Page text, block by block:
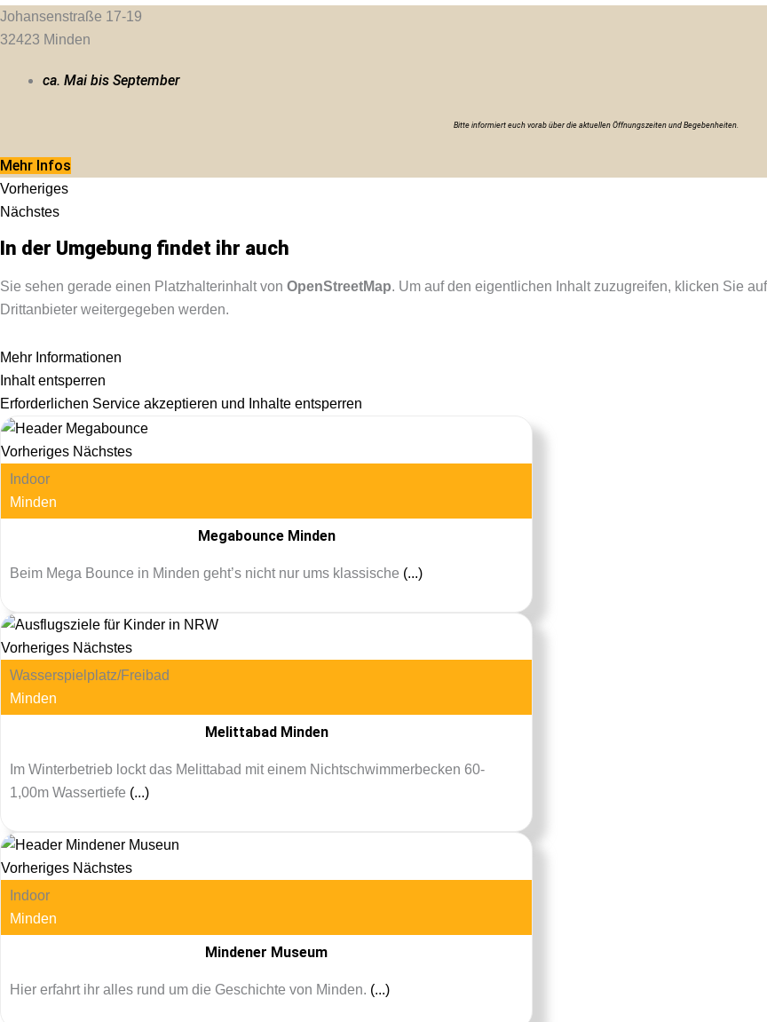
Johansenstraße 17-19
32423 Minden
ca. Mai bis September
Bitte informiert euch vorab über die aktuellen Öffnungszeiten und Begebenheiten.
Mehr Infos
Vorheriges
Nächstes
In der Umgebung findet ihr auch
Sie sehen gerade einen Platzhalterinhalt von OpenStreetMap. Um auf den eigentlichen Inhalt zuzugreifen, klicken Sie
Drittanbieter weitergegeben werden.
Mehr Informationen
Inhalt entsperren
Erforderlichen Service akzeptieren und Inhalte entsperren
Vorheriges Nächstes
Indoor
Minden
Megabounce Minden
Beim Mega Bounce in Minden geht’s nicht nur ums klassische (...)
Vorheriges Nächstes
Wasserspielplatz/Freibad
Minden
Melittabad Minden
Im Winterbetrieb lockt das Melittabad mit einem Nichtschwimmerbecken 60-
1,00m Wassertiefe (...)
Vorheriges Nächstes
Indoor
Minden
Mindener Museum
Hier erfahrt ihr alles rund um die Geschichte von Minden. (...)